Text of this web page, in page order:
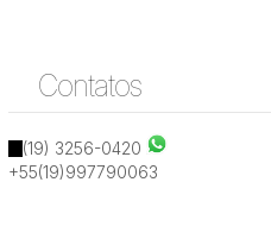
Contatos
(19) 3256-0420
+55(19)997790063